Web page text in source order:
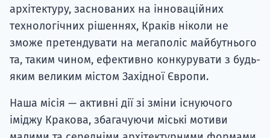
архітектуру, заснованих на інноваційних
технологічних рішеннях, Краків ніколи не
зможе претендувати на мегаполіс майбутнього
та, таким чином, ефективно конкурувати з будь-
яким великим містом Західної Європи.
Наша місія — активні дії зі зміни існуючого
іміджу Кракова, збагачуючи міські мотиви